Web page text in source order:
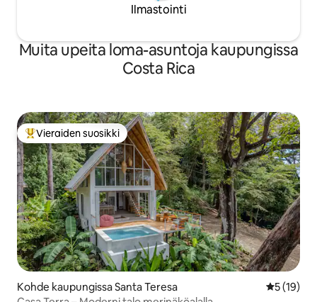
Ilmastointi
Muita upeita loma-asuntoja kaupungissa
Costa Rica
Vieraiden suosikkien parhaimmistoa
Vieraiden suosikki
Kohde kaupungissa Santa Teresa
5 (19)